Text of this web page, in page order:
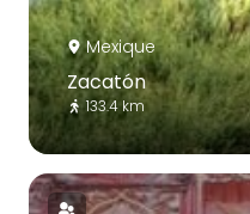
Mexique
Zacatón
133.4 km